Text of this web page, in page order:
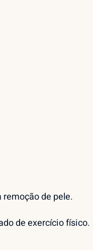
de pele.
de exercício físico.